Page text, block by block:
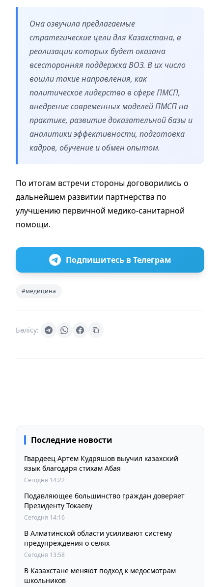
Она озвучила предлагаемые
стратегические цели для Казахстана, в
реализации которых будет оказана
всесторонняя поддержка ВОЗ. В их число
вошли такие направления, как
политическое лидерство в сфере ПМСП,
внедрение современных моделей ПМСП на
практике, развитие доказательной базы и
аналитики эффективности, подготовка
кадров, обучение и обмен опытом.
По итогам встречи стороны договорились о
дальнейшем развитии партнерства по
улучшению первичной медико-санитарной
помощи.
Подпишитесь в Телеграм
#медицина
Бөлісу:
Последние новости
Гвардеец Артем Кудряшов выучил казахский
язык благодаря стихам Абая
Сегодня 14:22
Подавляющее большинство граждан доверяет
Президенту Токаеву
Сегодня 14:16
В Алматинской области усиливают систему
предупреждения о селях
Сегодня 13:58
В Казахстане меняют подход к медосмотрам
школьников